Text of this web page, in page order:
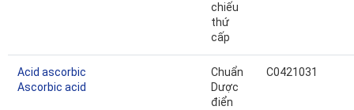
chiếu
thứ
cấp
Acid ascorbic
Ascorbic acid
Chuẩn
Dược
điển
C0421031